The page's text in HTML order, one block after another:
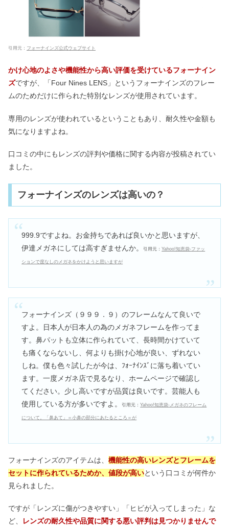
引用元： フォーナインズ公式ウェブサイト
かけ心地のよさや機能性から高い評価を受けているフォーナイン
ズですが、「Four Nines LENS」というフォーナインズのフレー
ムのためだけに作られた特別なレンズが使用されています。
専用のレンズが使われているということもあり、耐久性や金額も
気になりますよね。
口コミの中にもレンズの評判や価格に関する内容が投稿されてい
ました。
フォーナインズのレンズは高いの？
999.9ですよね。お金持ちであれば良いかと思いますが、
伊達メガネにしては高すぎませんか。
引用元：Yahoo!知恵袋-ファッ
ションで度なしのメガネをかけようと思いますが
フォーナインズ（９９９．９）のフレームなんて良いで
すよ。日本人が日本人の為のメガネフレームを作ってま
す。鼻パットも立体に作られていて、長時間かけていて
も痛くならないし、何よりも掛け心地が良い、ずれない
しね。僕も色々試したが今は、ﾌｫｰﾅｲﾝｽﾞに落ち着いてい
ます。一度メガネ店で見るなり、ホームページで確認し
てください。少し高いですが品質は良いです。芸能人も
使用している方が多いですよ。
引用元：Yahoo!知恵袋-メガネのフレーム
について。「鼻あて」＝小鼻の部分にあたるところ＝が
フォーナインズのアイテムは、 機能性の高いレンズとフレームを
セットに作られているためか、値段が高いという口コミが何件か
見られました。
ですが「レンズに傷がつきやすい」「ヒビが入ってしまった」な
ど、
レンズの耐久性や品質に関する悪い評判は見つかりませんで